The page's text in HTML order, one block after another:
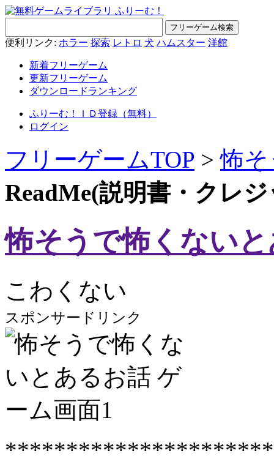
便利リンク: ホラー 探索 レトロ 犬 ハムスター 洋館
新着フリーゲーム
更新フリーゲーム
ダウンロードランキング
ふりーむ！ＩＤ登録（無料）
ログイン
フリーゲームTOP >怖
ReadMe(説明書・クレ
怖そうで怖くない
こわくない
スポンサードリンク